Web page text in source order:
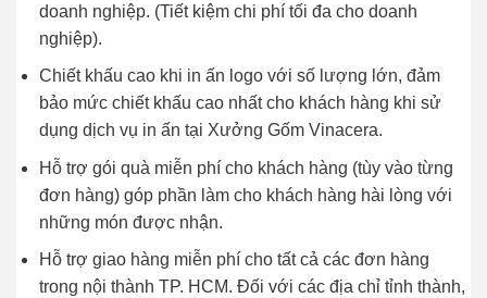
doanh nghiệp. (Tiết kiệm chi phí tối đa cho doanh
nghiệp).
Chiết khấu cao khi in ấn logovới số lượng lớn, đảm
bảo mức chiết khấu cao nhất cho khách hàng khi sử
dụng dịch vụ in ấn tại Xưởng Gốm Vinacera.
Hỗ trợ gói quà miễn phí cho khách hàng (tùy vào từng
đơn hàng) góp phần làm cho khách hàng hài lòng với
những món được nhận.
Hỗ trợ giao hàng miễn phí cho tất cả các đơn hàng
trong nội thành TP. HCM. Đối với các địa chỉ tỉnh thành,